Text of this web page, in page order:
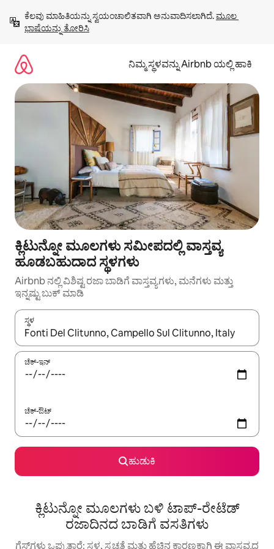
ಹೋಗಿ
ಕೆಲವು ಮಾಹಿತಿಯನ್ನು ಸ್ವಯಂಚಾಲಿತವಾಗಿ ಅನುವಾದಿಸಲಾಗಿದೆ. ಮೂಲ
ಭಾಷೆಯನ್ನು ತೋರಿಸಿ
ನಿಮ್ಮ ಸ್ಥಳವನ್ನು Airbnb ಯಲ್ಲಿ ಹಾಕಿ
ಕ್ಲಿಟುನ್ನೋ ಮೂಲಗಳು ಸಮೀಪದಲ್ಲಿ ವಾಸ್ತವ್ಯ
ಹೂಡಬಹುದಾದ ಸ್ಥಳಗಳು
Airbnb ನಲ್ಲಿ ವಿಶಿಷ್ಟ ರಜಾ ಬಾಡಿಗೆ ವಾಸ್ತವ್ಯಗಳು, ಮನೆಗಳು ಮತ್ತು
ಇನ್ನಷ್ಟು ಬುಕ್ ಮಾಡಿ
ಸ್ಥಳ
ಫಲಿತಾಂಶಗಳು ಲಭ್ಯವಿರುವಾಗ, ಅಪ್ ಮತ್ತು ಡೌನ್ ಬಾಣದ ಕೀಲಿಗಳೊಂದಿಗೆ
ಚೆಕ್-ಇನ್
ಚೆಕ್-ಔಟ್
ಹುಡುಕಿ
ಕ್ಲಿಟುನ್ನೋ ಮೂಲಗಳು ಬಳಿ ಟಾಪ್-ರೇಟೆಡ್
ರಜಾದಿನದ ಬಾಡಿಗೆ ವಸತಿಗಳು
ಗೆಸ್ಟ್‌ಗಳು ಒಪ್ಪುತ್ತಾರೆ: ಸ್ಥಳ, ಸ್ವಚ್ಛತೆ ಮತ್ತು ಹೆಚ್ಚಿನ ಕಾರಣಕ್ಕಾಗಿ ಈ ವಾಸ್ತವ್ಯದ